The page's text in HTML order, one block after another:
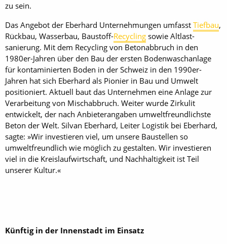
zu sein.
Das Angebot der Eberhard Unternehmungen umfasst Tiefbau,
Rückbau, Wasserbau, Baustoff-Recycling sowie Altlast­
sanierung. Mit dem Recycling von Betonabbruch in den
1980er-Jahren über den Bau der ersten Bodenwaschanlage
für kontaminierten Boden in der Schweiz in den 1990er-
Jahren hat sich Eberhard als Pionier in Bau und Umwelt
positioniert. Aktuell baut das Unternehmen eine Anlage zur
Verarbeitung von Mischabbruch. Weiter wurde Zirkulit
entwickelt, der nach Anbieterangaben umweltfreundlichste
Beton der Welt. Silvan Eberhard, Leiter Logistik bei Eberhard,
sagte: »Wir investieren viel, um unsere Baustellen so
umweltfreundlich wie möglich zu gestalten. Wir investieren
viel in die Kreislaufwirtschaft, und Nachhaltigkeit ist Teil
unserer Kultur.«
Künftig in der Innenstadt im Einsatz